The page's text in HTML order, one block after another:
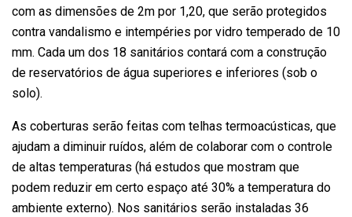
com as dimensões de 2m por 1,20, que serão protegidos
contra vandalismo e intempéries por vidro temperado de 10
mm. Cada um dos 18 sanitários contará com a construção
de reservatórios de água superiores e inferiores (sob o
solo).
As coberturas serão feitas com telhas termoacústicas, que
ajudam a diminuir ruídos, além de colaborar com o controle
de altas temperaturas (há estudos que mostram que
podem reduzir em certo espaço até 30% a temperatura do
ambiente externo). Nos sanitários serão instaladas 36